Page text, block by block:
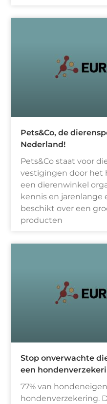
Pets&Co, de
Nederland!
Pets&Co staat voor
vestigingen door het
een dierenwinkel
kennis en jarenlange
beschikt over een
producten
Stop onverwachte
een
77% van
hondenverzekering.